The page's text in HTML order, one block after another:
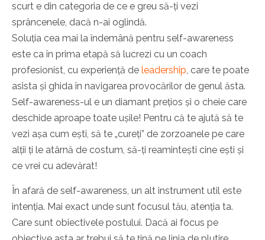
scurt e din categoria de ce e greu să-ți vezi
sprâncenele, dacă n-ai oglindă.
Soluția cea mai la îndemână pentru self-awareness
este ca în prima etapă să lucrezi cu un coach
profesionist, cu experiență de leadership, care te poate
asista și ghida în navigarea provocărilor de genul ăsta.
Self-awareness-ul e un diamant prețios și o cheie care
deschide aproape toate ușile! Pentru că te ajută să te
vezi așa cum ești, să te „cureți” de zorzoanele pe care
alții ți le atârnă de costum, să-ți reamintești cine ești și
ce vrei cu adevărat!
În afară de self-awareness, un alt instrument util este
intenția. Mai exact unde sunt focusul tău, atenția ta.
Care sunt obiectivele postului. Dacă ai focus pe